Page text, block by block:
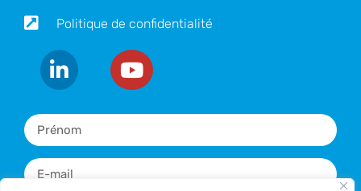
Politique de confidentialité